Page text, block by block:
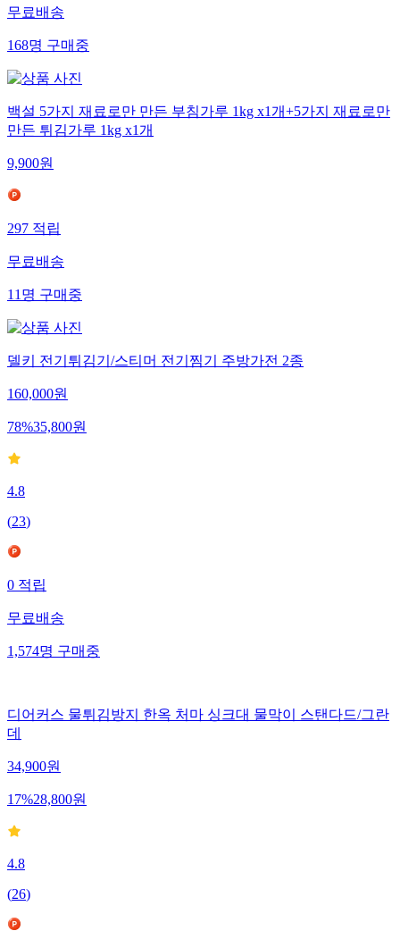
무료배송
168명 구매중
백설 5가지 재료로만 만든 부침가루 1kg x1개+5가지 재료로만
만든 튀김가루 1kg x1개
9,900원
297 적립
무료배송
11 명 구매중
델키 전기튀김기/스티머 전기찜기 주방가전 2종
160,000원
78%35,800원
4.8
(23)
0 적립
무료배송
1,574명 구매중
디어커스 물튀김방지 한옥 처마 싱크대 물막이 스탠다드/그란
데
34,900원
17%28,800원
4.8
(26)